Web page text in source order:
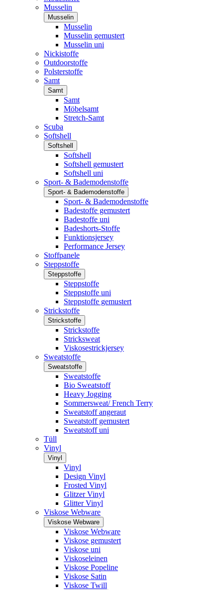
Musselin
Musselin
Musselin
Musselin gemustert
Musselin uni
Nickistoffe
Outdoorstoffe
Polsterstoffe
Samt
Samt
Samt
Möbelsamt
Stretch-Samt
Scuba
Softshell
Softshell
Softshell
Softshell gemustert
Softshell uni
Sport- & Bademodenstoffe
Sport- & Bademodenstoffe
Sport- & Bademodenstoffe
Badestoffe gemustert
Badestoffe uni
Badeshorts-Stoffe
Funktionsjersey
Performance Jersey
Stoffpanele
Steppstoffe
Steppstoffe
Steppstoffe
Steppstoffe uni
Steppstoffe gemustert
Strickstoffe
Strickstoffe
Strickstoffe
Stricksweat
Viskosestrickjersey
Sweatstoffe
Sweatstoffe
Sweatstoffe
Bio Sweatstoff
Heavy Jogging
Sommersweat/ French Terry
Sweatstoff angeraut
Sweatstoff gemustert
Sweatstoff uni
Tüll
Vinyl
Vinyl
Vinyl
Design Vinyl
Frosted Vinyl
Glitzer Vinyl
Glitter Vinyl
Viskose Webware
Viskose Webware
Viskose Webware
Viskose gemustert
Viskose uni
Viskoseleinen
Viskose Popeline
Viskose Satin
Viskose Twill